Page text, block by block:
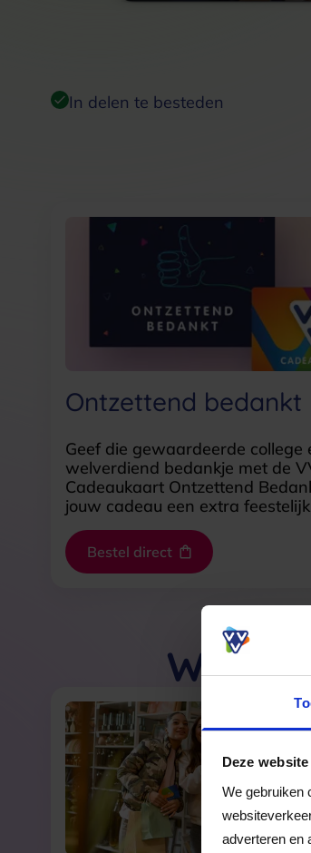
Deze
We gebruiken
adverteren en
In delen te besteden
Ontzettend bedankt
Geef die gewaardeerde college
welverdiend bedankje met de
Cadeaukaart Ontzettend
jouw cadeau een extra
Bestel direct
Waar